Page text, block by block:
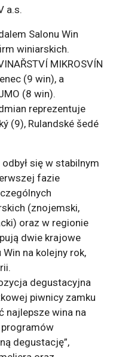
a.s.
Salonu Win
winiarskich.
MIKROSVÍN
(9 win), a
(8 win).
reprezentuje
(9), Rulandské šedé
się w stabilnym
fazie
(znojemski,
oraz w regionie
dwie krajowe
Win na kolejny rok,
degustacyjna
piwnicy zamku
najlepsze wina na
degustację”,